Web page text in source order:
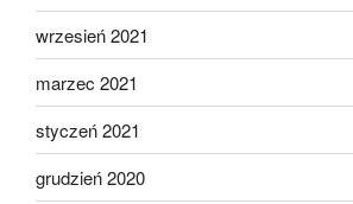
wrzesień 2021
marzec 2021
styczeń 2021
grudzień 2020